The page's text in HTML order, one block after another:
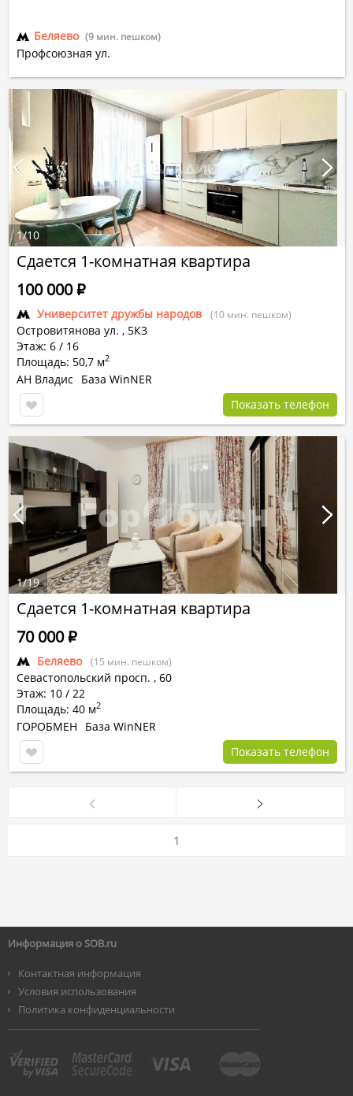
Беляево (9 мин. пешком)
Профсоюзная ул.
Сдается 1-комнатная квартира
Университет дружбы народов (10 мин. пешком)
Островитянова ул. , 5К3
Этаж: 6 / 16
Площадь: 50,7 м2
100 000Р
АН Владис
База WinNER
Показать телефон
1/10
Сдается 1-комнатная квартира
Беляево (15 мин. пешком)
Севастопольский просп. , 60
Этаж: 10 / 22
Площадь: 40 м2
70 000Р
ГОРОБМЕН
База WinNER
Показать телефон
1/19
1
Информация о SOB.ru
Контактная информация
Условия использования
Политика конфиденциальности